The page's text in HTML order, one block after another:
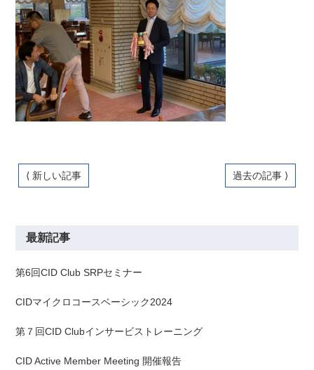
⟨ 新しい記事 過去の記事 ⟩
最新記事
第6回CID Club SRPセミナー
CIDマイクロコースベーシック2024
第７回CID Clubインサービストレーニング
CID Active Member Meeting 開催報告